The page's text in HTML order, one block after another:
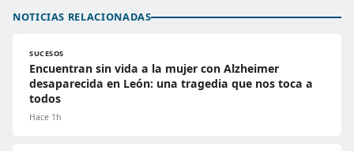
NOTICIAS RELACIONADAS
SUCESOS
Encuentran sin vida a la mujer con Alzheimer
desaparecida en León: una tragedia que nos toca a
todos
Hace 1h